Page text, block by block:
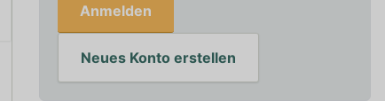
Anmelden
Neues Konto erstellen